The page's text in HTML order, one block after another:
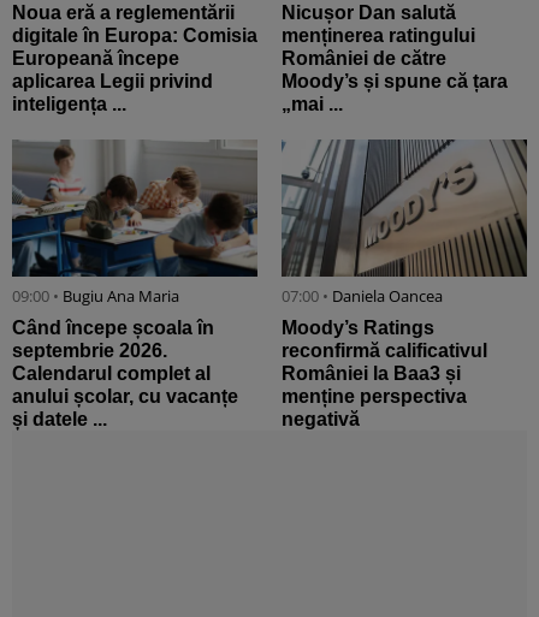
Noua eră a reglementării
digitale în Europa: Comisia
Europeană începe
aplicarea Legii privind
inteligența ...
Nicușor Dan salută
menținerea ratingului
României de către
Moody’s și spune că țara
„mai ...
09:00 • Bugiu ⁠Ana Maria
Când începe școala în
septembrie 2026.
Calendarul complet al
anului școlar, cu vacanțe
și datele ...
07:00 • Daniela Oancea
Moody’s Ratings
reconfirmă calificativul
României la Baa3 și
menține perspectiva
negativă